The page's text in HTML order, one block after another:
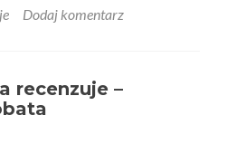
about
recenzuje
–
Dodaj komentarz
recenzuje –